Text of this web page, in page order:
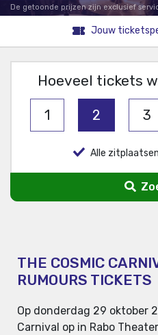
De getoonde prijzen zijn exclusief
Jouw
Hoeveel tickets
1 2 3
Alle
THE COSMIC
RUMOURS TICKETS
Op donderdag 29 oktober
Carnival op in Rabo